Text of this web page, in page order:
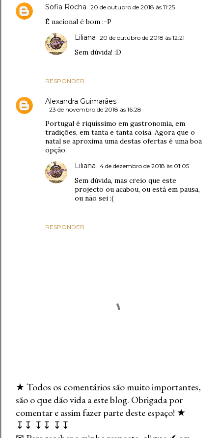
Sofia Rocha 20 de outubro de 2018 às 11:25
É nacional é bom :-P
RESPONDER
Liliana 20 de outubro de 2018 às 12:21
Sem dúvida! :D
Alexandra Guimarães
23 de novembro de 2018 às 16:28
Portugal é riquíssimo em gastronomia, em
tradições, em tanta e tanta coisa. Agora que o
natal se aproxima uma destas ofertas é uma boa
opção.
RESPONDER
Liliana 4 de dezembro de 2018 às 01:05
Sem dúvida, mas creio que este
projecto ou acabou, ou está em pausa,
ou não sei :(
E
n
v
★ Todos os comentários são muito importantes,
são o que dão vida a este blog. Obrigada por
comentar e assim fazer parte deste espaço! ★
↧↧ ↧↧ ↧↧